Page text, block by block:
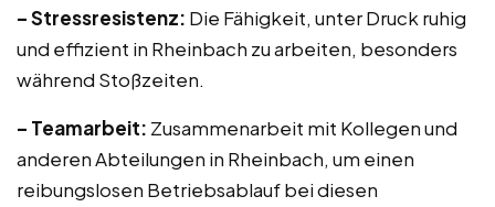
– Stressresistenz: Die Fähigkeit, unter Druck ruhig
und effizient in Rheinbach zu arbeiten, besonders
während Stoßzeiten.
– Teamarbeit: Zusammenarbeit mit Kollegen und
anderen Abteilungen in Rheinbach, um einen
reibungslosen Betriebsablauf bei diesen